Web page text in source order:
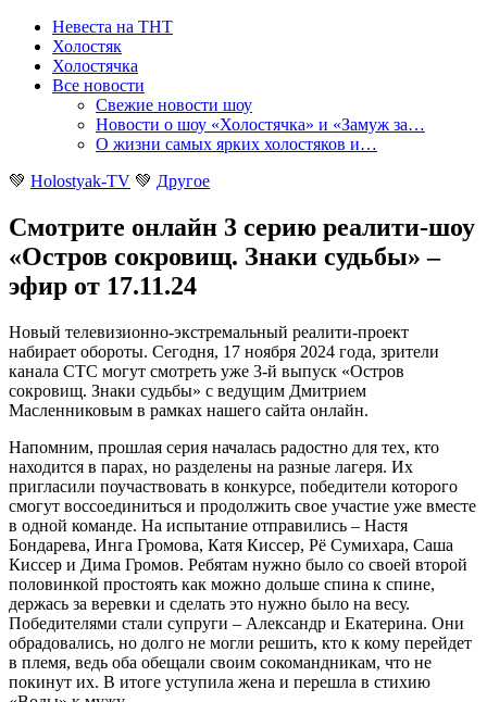
Невеста на ТНТ
Холостяк
Холостячка
Все новости
Свежие новости шоу
Новости о шоу «Холостячка» и «Замуж за…
О жизни самых ярких холостяков и…
💚 Holostyak-TV 💚 Другое
Смотрите онлайн 3 серию реалити-шоу
«Остров сокровищ. Знаки судьбы» –
эфир от 17.11.24
Новый телевизионно-экстремальный реалити-проект
набирает обороты. Сегодня, 17 ноября 2024 года, зрители
канала СТС могут смотреть уже 3-й выпуск «Остров
сокровищ. Знаки судьбы» с ведущим Дмитрием
Масленниковым в рамках нашего сайта онлайн.
Напомним, прошлая серия началась радостно для тех, кто
находится в парах, но разделены на разные лагеря. Их
пригласили поучаствовать в конкурсе, победители которого
смогут воссоединиться и продолжить свое участие уже вместе
в одной команде. На испытание отправились – Настя
Бондарева, Инга Громова, Катя Киссер, Рё Сумихара, Саша
Киссер и Дима Громов. Ребятам нужно было со своей второй
половинкой простоять как можно дольше спина к спине,
держась за веревки и сделать это нужно было на весу.
Победителями стали супруги – Александр и Екатерина. Они
обрадовались, но долго не могли решить, кто к кому перейдет
в племя, ведь оба обещали своим сокомандникам, что не
покинут их. В итоге уступила жена и перешла в стихию